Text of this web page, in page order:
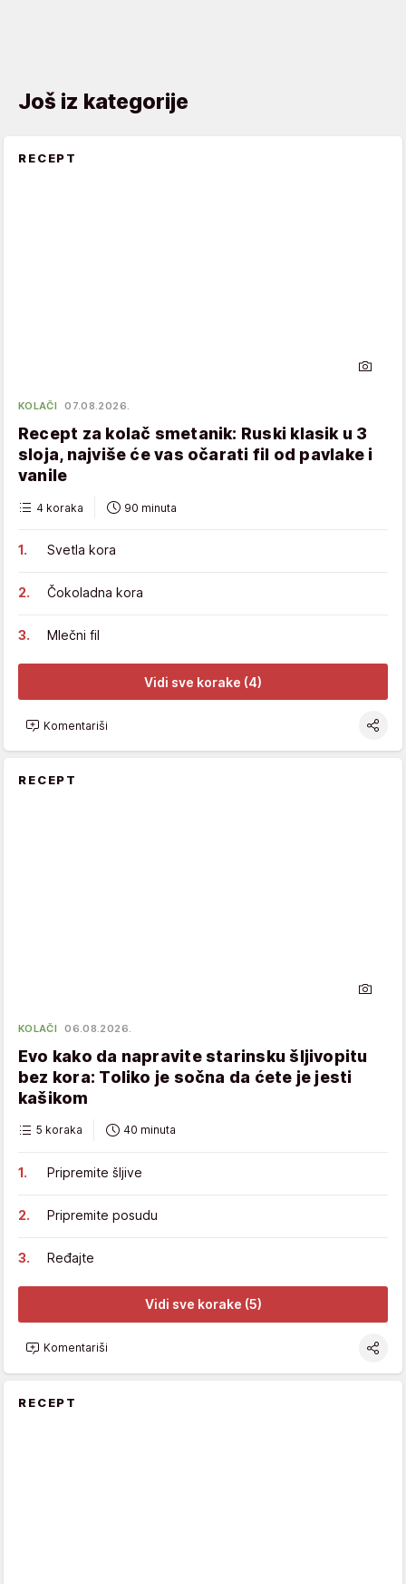
Još iz kategorije
RECEPT
KOLAČI 07.08.2026.
Recept za kolač smetanik: Ruski klasik u 3
sloja, najviše će vas očarati fil od pavlake i
vanile
4 koraka 90 minuta
Svetla kora
Čokoladna kora
Mlečni fil
Vidi sve korake (4)
Komentariši
RECEPT
KOLAČI 06.08.2026.
Evo kako da napravite starinsku šljivopitu
bez kora: Toliko je sočna da ćete je jesti
kašikom
5 koraka 40 minuta
Pripremite šljive
Pripremite posudu
Ređajte
Vidi sve korake (5)
Komentariši
RECEPT